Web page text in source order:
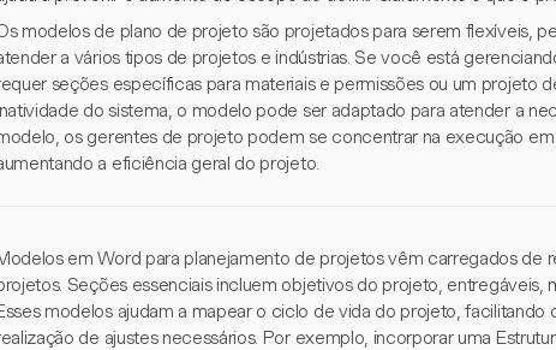
modelos de plano de projeto são projetados para serem flexíveis,
a vários tipos de projetos e indústrias. Se você está
seções específicas para materiais e permissões ou um projeto
do sistema, o modelo pode ser adaptado para atender a
os gerentes de projeto podem se concentrar na execução
a eficiência geral do projeto.
em Word para planejamento de projetos vêm carregados de
Seções essenciais incluem objetivos do projeto, entregáveis,
modelos ajudam a mapear o ciclo de vida do projeto, facilitando
de ajustes necessários. Por exemplo, incorporar uma